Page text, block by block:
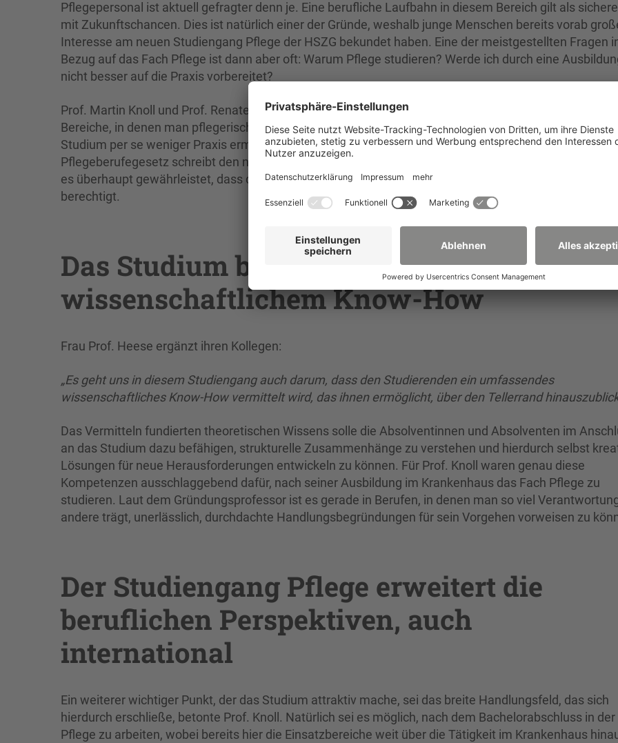
Pflegepersonal ist aktuell gefragter denn je. Eine berufliche Laufbahn in diesem Bereich gilt als
mit Zukunftschancen. Dies ist natürlich einer der Gründe, weshalb junge Menschen bereits vorab
Interesse am neuen Studiengang Pflege der HSZG bekundet haben. Eine der meistgestellten Fragen
Bezug auf das Fach Pflege ist dann aber oft: Warum Pflege studieren? Werde ich durch eine
nicht besser auf die Praxis vorbereitet?
Prof. Martin Knoll und Prof. Renate Heese kommen beide aus der Praxis, sie kennen die
Bereiche, in denen man pflegerisch tätig werden kann, aus eigener Erfahrung. „Es ist ein Mythos, dass
Studium per se weniger Praxis ermöglicht als eine Ausbildung“, stellt Prof. Knoll klar. Das
Pflegeberufegesetz schreibt den notwendigen praktischen Anteil für alle Ausbildungswege vor. Nur
es überhaupt gewährleistet, dass das Staatsexamen im Fach Pflege im Anschluss zur praktischen
berechtigt.
Das Studium bietet ein Plus an
wissenschaftlichem Know-How
Frau Prof. Heese ergänzt ihren Kollegen:
„Es geht uns in diesem Studiengang auch darum, dass den Studierenden ein umfassendes
wissenschaftliches Know-How vermittelt wird, das ihnen ermöglicht, über den Tellerrand
Das Vermitteln fundierten theoretischen Wissens solle die Absolventinnen und Absolventen im
an das Studium dazu befähigen, strukturelle Zusammenhänge zu verstehen und hierdurch selbst
Lösungen für neue Herausforderungen entwickeln zu können. Für Prof. Knoll waren genau diese
Kompetenzen ausschlaggebend dafür, nach seiner Ausbildung im Krankenhaus das Fach Pflege zu
studieren. Laut dem Gründungsprofessor ist es gerade in Berufen, in denen man so viel
andere trägt, unerlässlich, durchdachte Handlungsbegründungen für sein Vorgehen vorweisen zu
Der Studiengang Pflege erweitert die
beruflichen Perspektiven, auch
international
Ein weiterer wichtiger Punkt, der das Studium attraktiv mache, sei das breite Handlungsfeld, das sich
hierdurch erschließe, betonte Prof. Knoll. Natürlich sei es möglich, nach dem Bachelorabschluss in der
Pflege zu arbeiten, wobei bereits hier die Einsatzbereiche weit über die Tätigkeit im Krankenhaus